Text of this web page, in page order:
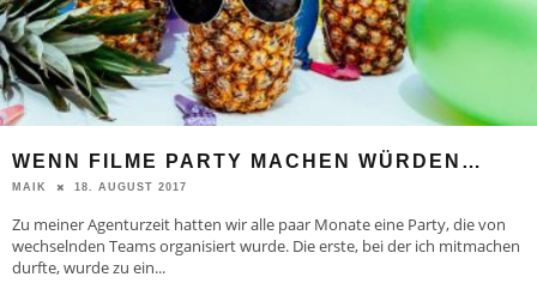
WENN FILME PARTY MACHEN WÜRDEN…
MAIK 18. AUGUST 2017
Zu meiner Agenturzeit hatten wir alle paar Monate eine Party, die von
wechselnden Teams organisiert wurde. Die erste, bei der ich mitmachen
durfte, wurde zu ein...